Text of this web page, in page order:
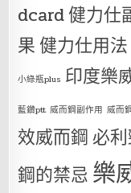
dcard健力仕
果健力仕用法
小綠瓶plus 印度樂
藍鑽ptt 威而鋼副作用 威而
效威而鋼 必
鋼的禁忌 樂